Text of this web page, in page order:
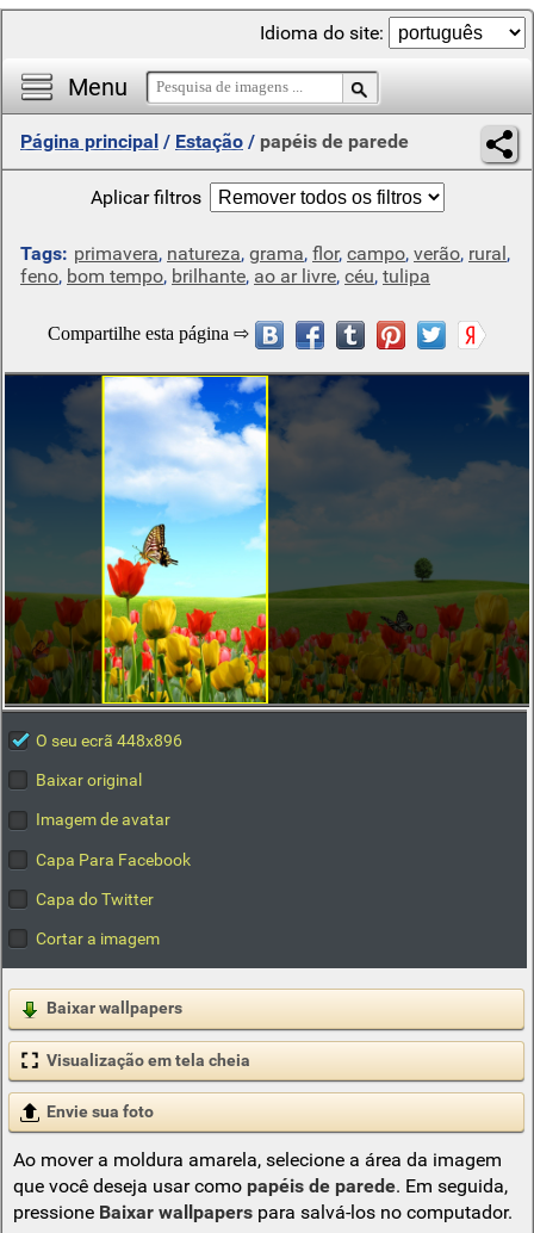
Menu
Idioma do site:
Página principal / Estação / papéis de parede
Aplicar filtros
Tags: primavera, natureza, grama, flor, campo, verão, rural,
feno, bom tempo, brilhante, ao ar livre, céu, tulipa
O seu ecrã 448x896
Baixar original
Imagem de avatar
Capa Para Facebook
Capa do Twitter
Cortar a imagem
Baixar wallpapers
Visualização em tela cheia
Envie sua foto
Ao mover a moldura amarela, selecione a área da imagem
que você deseja usar como papéis de parede. Em seguida,
pressione Baixar wallpaperspara salvá-los no computador.